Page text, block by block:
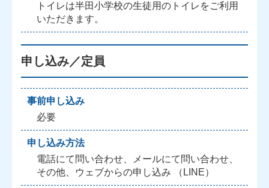
トイレは半田小学校の生徒用のトイレをご利用
いただきます。
申し込み／定員
事前申し込み
必要
申し込み方法
電話にて問い合わせ、メールにて問い合わせ、
その他、ウェブからの申し込み （LINE）